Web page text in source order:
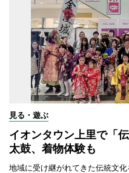
見る・遊ぶ
イオンタウン上里で「
太鼓、着物体験も
地域に受け継がれてきた伝統文